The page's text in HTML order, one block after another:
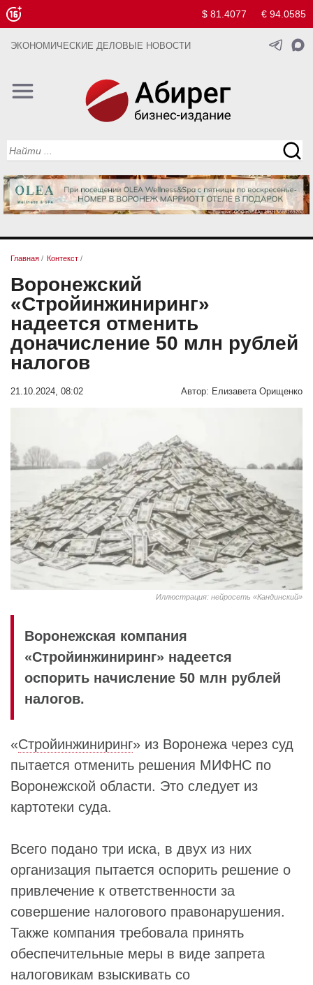
$ 81.4077 € 94.0585
ЭКОНОМИЧЕСКИЕ ДЕЛОВЫЕ НОВОСТИ
Главная / Контекст /
Воронежский
«Стройинжиниринг»
надеется отменить
доначисление 50 млн рублей
налогов
21.10.2024, 08:02 Автор: Елизавета Орищенко
Иллюстрация: нейросеть «Кандинский»
Воронежская компания
«Стройинжиниринг» надеется
оспорить начисление 50 млн рублей
налогов.
«Стройинжиниринг» из Воронежа через суд
пытается отменить решения МИФНС по
Воронежской области. Это следует из
картотеки суда.
Всего подано три иска, в двух из них
организация пытается оспорить решение о
привлечение к ответственности за
совершение налогового правонарушения.
Также компания требовала принять
обеспечительные меры в виде запрета
налоговикам взыскивать со